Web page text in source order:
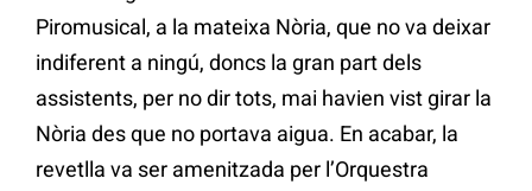
Piromusical, a la mateixa Nòria, que no va deixar
indiferent a ningú, doncs la gran part dels
assistents, per no dir tots, mai havien vist girar la
Nòria des que no portava aigua. En acabar, la
revetlla va ser amenitzada per l’Orquestra